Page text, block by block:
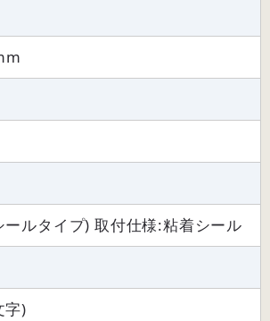
ルタイプ) 取付仕様:粘着シール
字)